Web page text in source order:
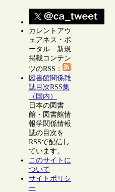
カレントアウ
ェアネス・ポ
ータル 新規
掲載コンテン
ツのRSS：
図書館関係雑
誌目次RSS集
（国内）
日本の図書
館・図書館情
報学関係情報
誌の目次を
RSSで配信し
ています。
このサイトに
ついて
サイトポリシ
ー